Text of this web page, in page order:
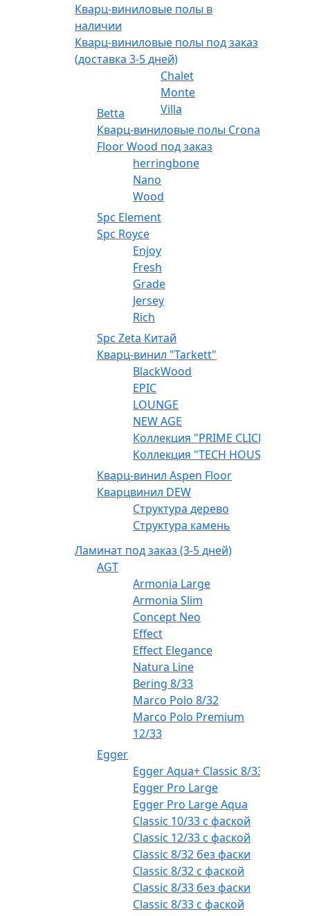
Кварц-виниловые полы в
наличии
Кварц-виниловые полы под заказ
(доставка 3-5 дней)
Betta
Chalet
Monte
Villa
Кварц-виниловые полы Crona
Floor Wood под заказ
herringbone
Nano
Wood
Spc Element
Spc Royce
Enjoy
Fresh
Grade
Jersey
Rich
Spc Zeta Китай
Кварц-винил "Tarkett"
BlackWood
EPIC
LOUNGE
NEW AGE
Коллекция "PRIME CLICK"
Коллекция "TECH HOUSE"
Кварц-винил Aspen Floor
Кварцвинил DEW
Структура дерево
Структура камень
Ламинат под заказ (3-5 дней)
AGT
Armonia Large
Armonia Slim
Concept Neo
Effect
Effect Elegance
Natura Line
Bering 8/33
Marco Polo 8/32
Marco Polo Premium
12/33
Egger
Egger Aqua+ Classic 8/33
Egger Pro Large
Egger Pro Large Aqua
Classic 10/33 с фаской
Classic 12/33 с фаской
Classic 8/32 без фаски
Classic 8/32 с фаской
Classic 8/33 без фаски
Classic 8/33 с фаской